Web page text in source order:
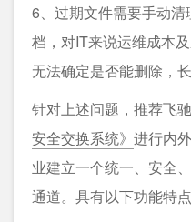
6、过期文件需要手动
档，对IT来说运维成本
无法确定是否能删除，
针对上述问题，推荐飞
安全交换系统》 进行内
业建立一个统一、安全
通道。具有以下功能特点